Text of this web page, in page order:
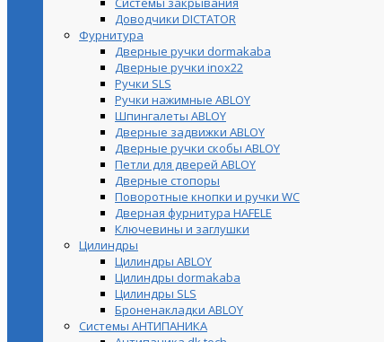
Доводчики DICTATOR
Фурнитура
Дверные ручки dormakaba
Дверные ручки inox22
Ручки SLS
Ручки нажимные ABLOY
Шпингалеты ABLOY
Дверные задвижки ABLOY
Дверные ручки скобы ABLOY
Петли для дверей ABLOY
Дверные стопоры
Поворотные кнопки и ручки WC
Дверная фурнитура HAFELE
Ключевины и заглушки
Цилиндры
Цилиндры ABLOY
Цилиндры dormakaba
Цилиндры SLS
Броненакладки ABLOY
Системы АНТИПАНИКА